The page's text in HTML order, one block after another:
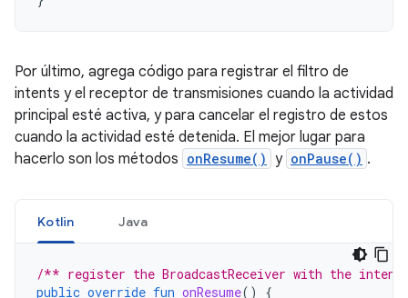
Por último, agrega código para registrar el filtro de
intents y el receptor de transmisiones cuando la actividad
principal esté activa, y para cancelar el registro de estos
cuando la actividad esté detenida. El mejor lugar para
hacerlo son los métodos onResume() y onPause() .
Kotlin Java
/** register the BroadcastReceiver with the
public override fun onResume()
{